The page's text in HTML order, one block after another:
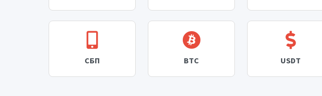
СБП BTC USDT